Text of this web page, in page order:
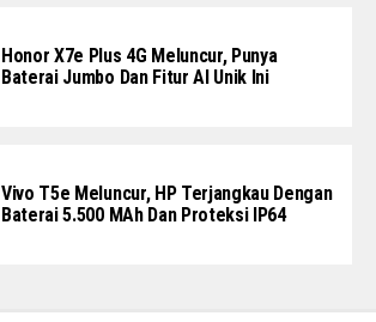
Honor X7e Plus 4G Meluncur, Punya
Baterai Jumbo Dan Fitur AI Unik Ini
Vivo T5e Meluncur, HP Terjangkau Dengan
Baterai 5.500 MAh Dan Proteksi IP64